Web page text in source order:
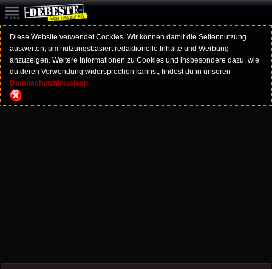
Diese Website verwendet Cookies. Wir können damit die Seitennutzung
auswerten, um nutzungsbasiert redaktionelle Inhalte und Werbung
anzuzeigen. Weitere Informationen zu Cookies und insbesondere dazu, wie
du deren Verwendung widersprechen kannst, findest du in unseren
Datenschutzhinweisen.